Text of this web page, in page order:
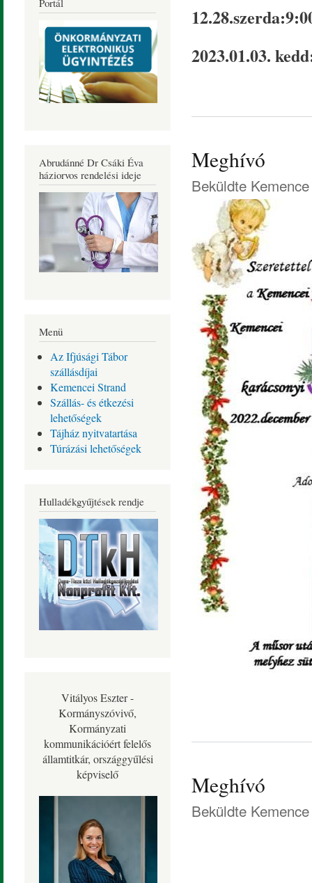
Abrudánné Dr Csáki Éva
háziorvos rendelési ideje
Menü
Az Ifjúsági Tábor
szállásdíjai
Kemencei Strand
Szállás- és étkezési
lehetőségek
Tájház nyitvatartása
Túrázási lehetőségek
Hulladékgyűjtések rendje
Vitályos Eszter -
Kormányszóvivő,
Kormányzati
kommunikációért felelős
államtitkár, országgyűlési
képviselő
2023.01.03.
Meghívó
Beküldte
Meghívó
Beküldte